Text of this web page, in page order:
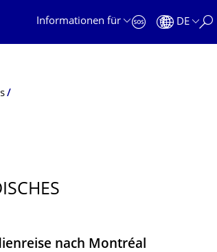
Informationen für
DE
nach Montréal